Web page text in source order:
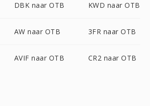
DBK naar OTB KWD naar OTB
AW naar OTB 3FR naar OTB
AVIF naar OTB CR2 naar OTB